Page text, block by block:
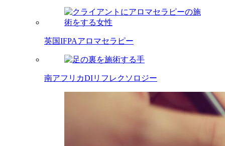
英国IFPAアロマセラピー
南アフリカDIリフレクソロジー